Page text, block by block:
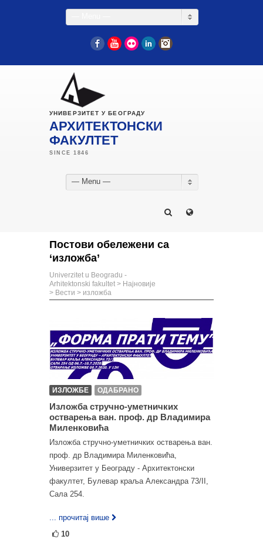
FacebookYouTube
Flickr LinkedIn
УНИВЕРЗИТЕТ У БЕОГРАДУ
АРХИТЕКТОНСКИ
ФАКУЛТЕТ
— Menu —
Постови обележени са
‘изложба’
Univerzitet u Beogradu -
Arhitektonski fakultet > Најновије
> Вести > изложба
ИЗЛОЖБЕ ОДАБРАНО
Изложба стручно-уметничких
остварења ван. проф. др Владимира
Миленковића
Изложба стручно-уметничких остварења ван.
проф. др Владимира Миленковића,
Универзитет у Београду - Архитектонски
факултет, Булевар краља Александра 73/II,
Сала 254.
... прочитај више
10